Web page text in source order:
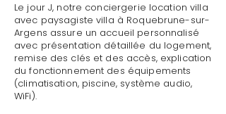
Le jour J, notre conciergerie location villa
avec paysagiste villa à Roquebrune-sur-
Argens assure un accueil personnalisé
avec présentation détaillée du logement,
remise des clés et des accès, explication
du fonctionnement des équipements
(climatisation, piscine, système audio,
WiFi).